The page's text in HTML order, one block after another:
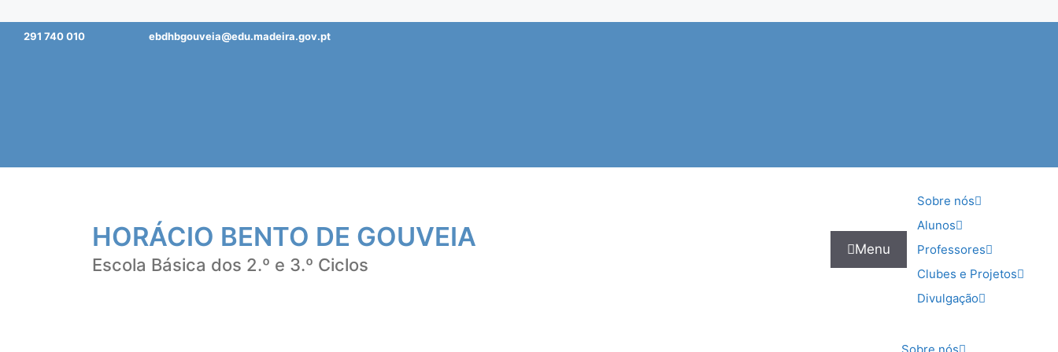
Saltar291 740 010 ebdhbgouveia@edu.madeira.gov.pt
HORÁCIO BENTO DE GOUVEIA
Escola Básica dos 2.º e 3.º Ciclos
Menu
Sobre nós
Alunos
Professores
Clubes e Projetos
Divulgação